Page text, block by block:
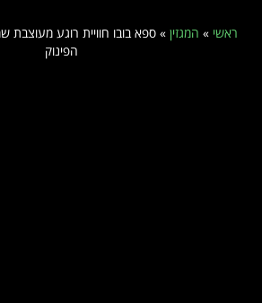
ראשי » המגזין » ספא בובו חוויית רוגע
הפינוק